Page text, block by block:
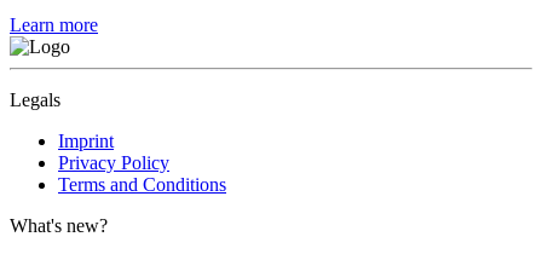
Learn more
Legals
Imprint
Privacy Policy
Terms and Conditions
What's new?